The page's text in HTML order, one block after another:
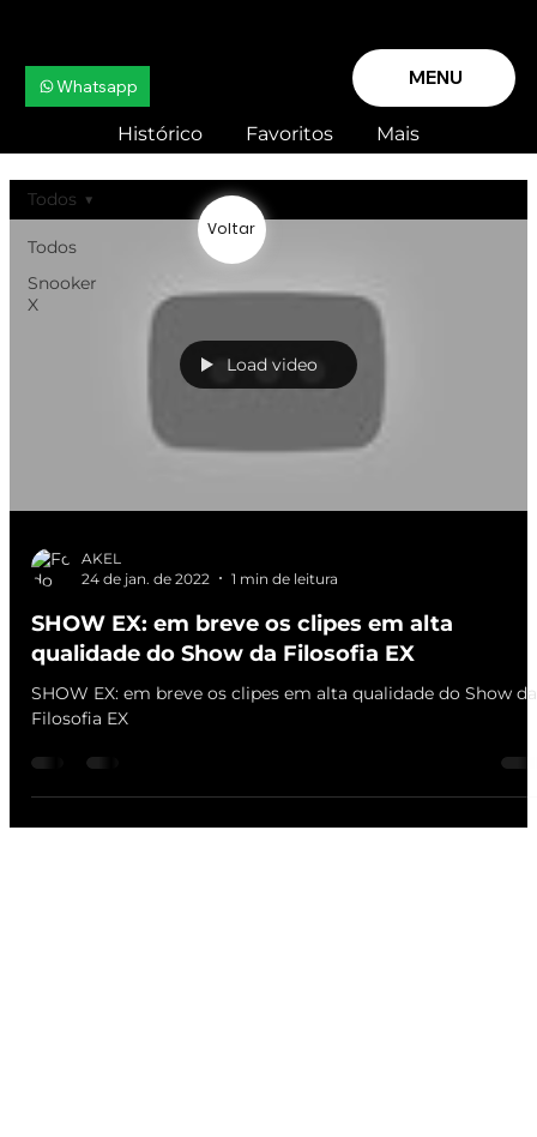
MENU
Whatsapp
Histórico Favoritos Mais
Todos
Snooker
X
Todos
Load video
AKEL
24 de jan. de 2022
1 min de leitura
SHOW EX: em breve os clipes em alta
qualidade do Show da Filosofia EX
SHOW EX: em breve os clipes em alta qualidade do Show da
Filosofia EX
Voltar